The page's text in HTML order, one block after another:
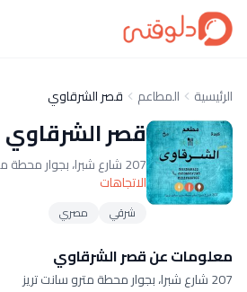
الرئيسية المطاعم قصر الشرقاوي
قصر الشرقاوي
207 شارع شبرا، بجوار محطة مترو سانت تريز
الاتجاهات
شرقي مصري
معلومات عن قصر الشرقاوي
207 شارع شبرا، بجوار محطة مترو سانت تريز